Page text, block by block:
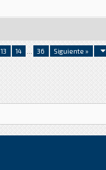
13 14 ... 36 Siguiente »